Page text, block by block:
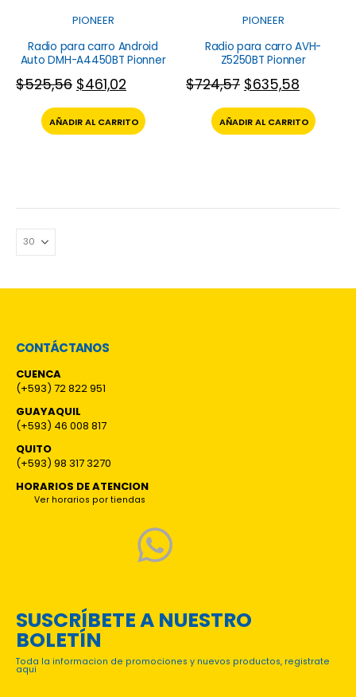
PIONEER
Radio para carro Android
Auto DMH-A4450BT Pionner
$525,56 $461,02
AÑADIR AL CARRITO
PIONEER
Radio para carro AVH-
Z5250BT Pionner
$724,57 $635,58
AÑADIR AL CARRITO
CONTÁCTANOS
CUENCA
(+593) 72 822 951
GUAYAQUIL
(+593) 46 008 817
QUITO
(+593) 98 317 3270
HORARIOS DE ATENCION
Ver horarios por tiendas
SUSCRÍBETE A NUESTRO
BOLETÍN
Toda la informacion de promociones y nuevos productos, registrate
aqui